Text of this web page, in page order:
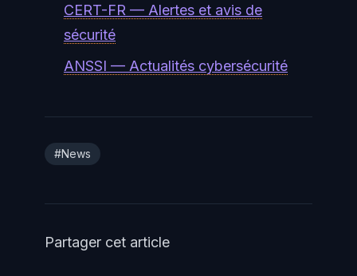
CERT-FR — Alertes et avis de
sécurité
ANSSI — Actualités cybersécurité
#News
Partager cet article